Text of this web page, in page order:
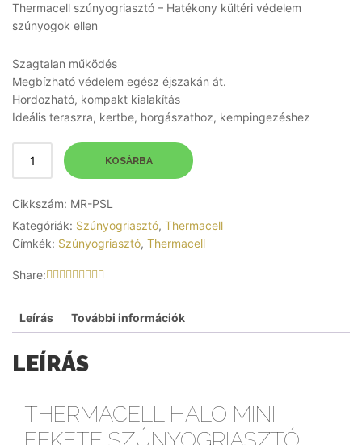
Thermacell szúnyogriasztó – Hatékony kültéri védelem
szúnyogok ellen
Szagtalan működés
Megbízható védelem egész éjszakán át.
Hordozható, kompakt kialakítás
Ideális teraszra, kertbe, horgászathoz, kempingezéshez
KOSÁRBA
Cikkszám: MR-PSL
Kategóriák: Szúnyogriasztó, Thermacell
Címkék: Szúnyogriasztó, Thermacell
Share:
Leírás További információk
LEÍRÁS
THERMACELL HALO MINI
FEKETE SZÚNYOGRIASZTÓ